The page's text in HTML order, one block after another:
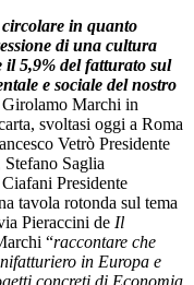
in quanto
di una cultura
il 5,9% del fatturato sul
e sociale del nostro
Girolamo Marchi in
svoltasi oggi a Roma
Vetrò Presidente
Saglia
Presidente
tavola rotonda sul tema
Pieraccini de Il
“raccontare che
in Europa e